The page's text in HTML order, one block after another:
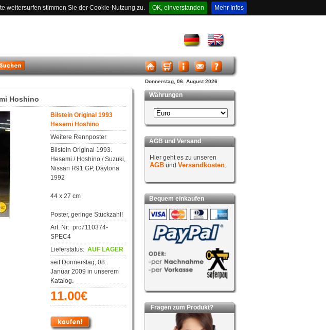
weitersurfen stimmen Sie der Cookie-Nutzung zu. OK, einverstanden Mehr Infos
Donnerstag, 06. August 2026
Hoshino
Bilstein Original 1993
Hesemi Hoshino
Weitere Rennposter
Bilstein Original 1993.
Hesemi / Hoshino / Suzuki,
Nissan R91 GP, Daytona
1992
44 x 27 cm
Poster, geringe Stückzahl!
Art. Nr: prc7110374-
SPEC4
Lieferstatus: AUF LAGER
seit Donnerstag, 08.
Januar 2009 in unserem
Katalog.
11.00€
Währungen
AGB und Versand
Hier geht es zu unseren
AGB und Versandkosten.
Bequem einkaufen
Fragen zum Produkt?